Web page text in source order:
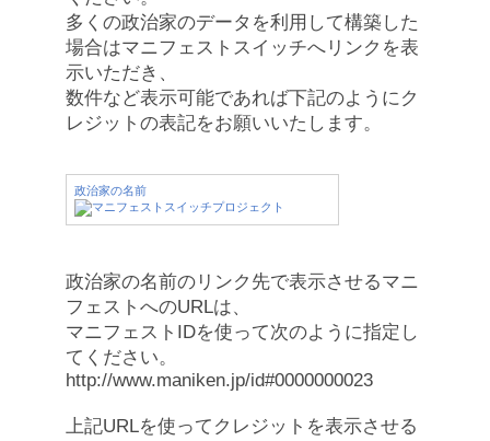
多くの政治家のデータを利用して構築した
場合はマニフェストスイッチへリンクを表
示いただき、
数件など表示可能であれば下記のようにク
レジットの表記をお願いいたします。
政治家の名前
政治家の名前のリンク先で表示させるマニ
フェストへのURLは、
マニフェストIDを使って次のように指定し
てください。
http://www.maniken.jp/id#0000000023
上記URLを使ってクレジットを表示させる